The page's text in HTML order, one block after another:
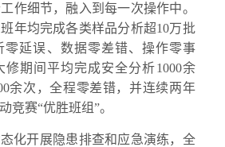
作细节，融入到每一次操作中。
年均完成各类样品分析超10万批
零延误、数据零差错、操作零事
期间平均完成安全分析1000余
余次，全程零差错，并连续两年
竞赛“优胜班组”。
化开展隐患排查和应急演练，全